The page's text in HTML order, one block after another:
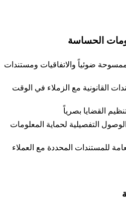
الحساسة
ضوئياً والاتفاقيات ومستندات
القانونية مع الزملاء في الوقت
القضايا بصرياً
التفصيلية لحماية المعلومات
للمستندات المحددة مع العملاء